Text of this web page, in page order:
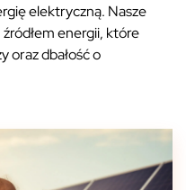
elektryczną. Nasze
energii, które
oraz dbałość o